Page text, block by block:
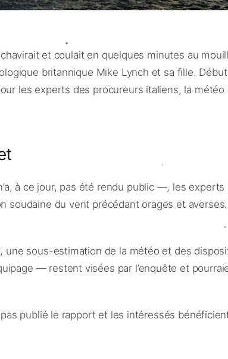
et coulait en quelques minutes au
britannique Mike Lynch et sa fille.
les experts des procureurs italiens, la
à ce jour, pas été rendu public —, les experts
soudaine du vent précédant orages et
une sous-estimation de la météo et des
— restent visées par l’enquête et
publié le rapport et les intéressés